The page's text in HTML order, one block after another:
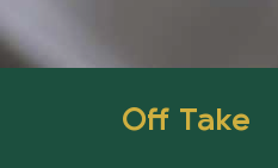
Off Take